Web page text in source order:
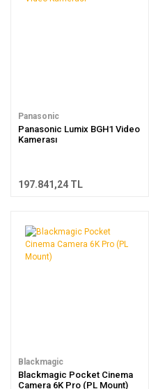
Panasonic
Panasonic Lumix BGH1 Video
Kamerası
197.841,24 TL
Blackmagic
Blackmagic Pocket Cinema
Camera 6K Pro (PL Mount)